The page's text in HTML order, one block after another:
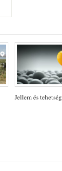
Jellem és tehetség